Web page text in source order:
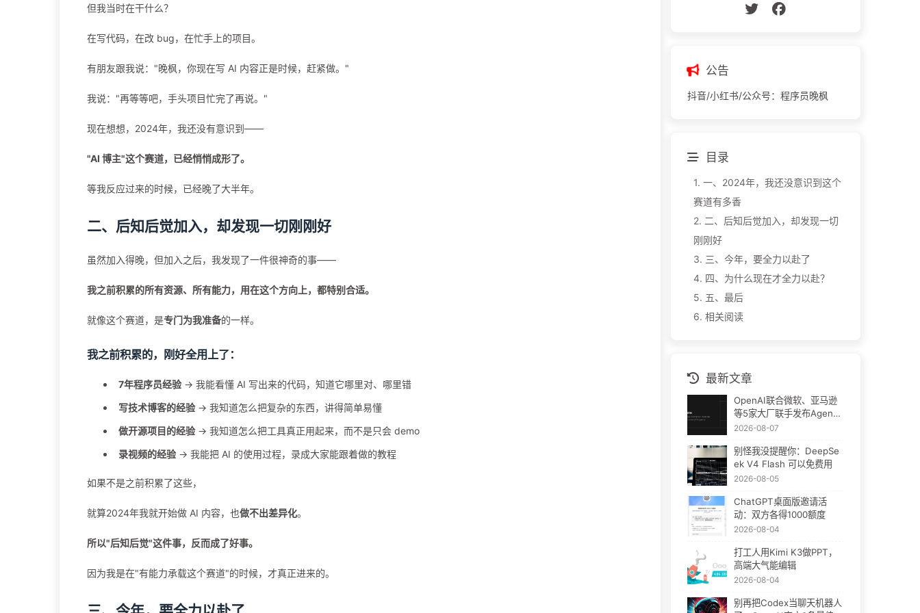
但我当时在干什么？
在写代码，在改 bug，在忙手上的项目。
有朋友跟我说："晚枫，你现在写 AI 内容正是时候，赶紧做。"
我说："再等等吧，手头项目忙完了再说。"
现在想想，2024年，我还没有意识到——
"AI 博主"这个赛道，已经悄悄成形了。
等我反应过来的时候，已经晚了大半年。
二、后知后觉加入，却发现一切刚刚好
虽然加入得晚，但加入之后，我发现了一件很神奇的事——
我之前积累的所有资源、所有能力，用在这个方向上，都特别合适。
就像这个赛道，是专门为我准备的一样。
我之前积累的，刚好全用上了：
7年程序员经验→ 我能看懂 AI 写出来的代码，知道它哪里对、哪里错
写技术博客的经验→ 我知道怎么把复杂的东西，讲得简单易懂
做开源项目的经验→ 我知道怎么把工具真正用起来，而不是只会 demo
录视频的经验→ 我能把 AI 的使用过程，录成大家能跟着做的教程
如果不是之前积累了这些，
就算2024年我就开始做 AI 内容，也做不出差异化。
所以"后知后觉"这件事，反而成了好事。
因为我是在"有能力承载这个赛道"的时候，才真正进来的。
公告
抖音/小红书/公众号：程序员晚枫
目录
1. 一、2024年，我还没意识到这个
赛道有多香
2. 二、后知后觉加入，却发现一切
刚刚好
3. 三、今年，要全力以赴了
4. 四、为什么现在才全力以赴？
5. 五、最后
6. 相关阅读
最新文章
OpenAI联合微软、亚马逊
等5家大厂联手发布Agent
Plugins：AI插件终于要统
2026-08-07
别怪我没提醒你：DeepSe
ek V4 Flash 可以免费用
2026-08-05
ChatGPT桌面版邀请活
动：双方各得1000额度
2026-08-04
打工人用Kimi K3做PPT，
高端大气能编辑
2026-08-04
别再把Codex当聊天机器人